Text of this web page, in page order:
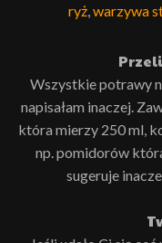
ryż warzywa
Wszystkie potrawy
napisałam inaczej.
która mierzy 250 ml,
np. pomidorów
sugeruje